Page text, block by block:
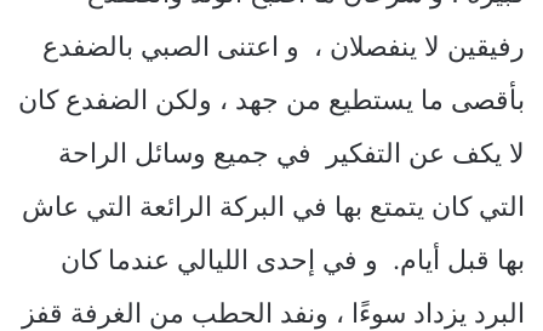
رفيقين لا ينفصلان ، و اعتنى الصبي بالضفدع
بأقصى ما يستطيع من جهد ، ولكن الضفدع كان
لا يكف عن التفكير في جميع وسائل الراحة
التي كان يتمتع بها في البركة الرائعة التي عاش
بها قبل أيام. و في إحدى الليالي عندما كان
البرد يزداد سوءًا ، ونفد الحطب من الغرفة قفز